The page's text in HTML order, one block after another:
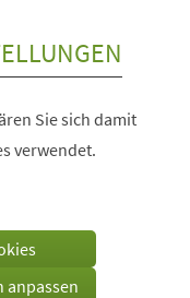
Sie sich damit
verwendet.
anpassen